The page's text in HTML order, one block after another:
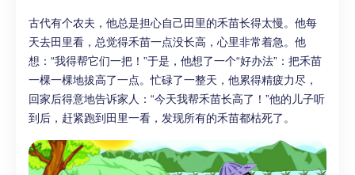
古代有个农夫，他总是担心自己田里的禾苗长得太慢。他每
天去田里看，总觉得禾苗一点没长高，心里非常着急。他
想：“我得帮它们一把！”于是，他想了一个“好办法”：把禾苗
一棵一棵地拔高了一点。忙碌了一整天，他累得精疲力尽，
回家后得意地告诉家人：“今天我帮禾苗长高了！”他的儿子听
到后，赶紧跑到田里一看，发现所有的禾苗都枯死了。